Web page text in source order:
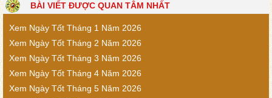
BÀI VIẾT ĐƯỢC QUAN TÂM NHẤT
Xem Ngày Tốt Tháng 1 Năm 2026
Xem Ngày Tốt Tháng 2 Năm 2026
Xem Ngày Tốt Tháng 3 Năm 2026
Xem Ngày Tốt Tháng 4 Năm 2026
Xem Ngày Tốt Tháng 5 Năm 2026